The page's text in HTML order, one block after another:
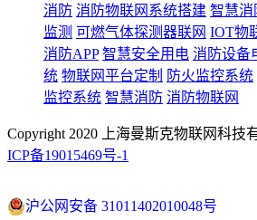
消防 消防物联网系统搭建 智慧消
监测 可燃气体探测器联网 IOT物
消防APP 智慧安全用电 消防设备
统 物联网平台定制 防火监控系统
监控系统 智慧消防 消防物联网
Copyright 2020 上海曼斯克物联网科技
ICP备19015469号-1
沪公网安备 31011402010048号